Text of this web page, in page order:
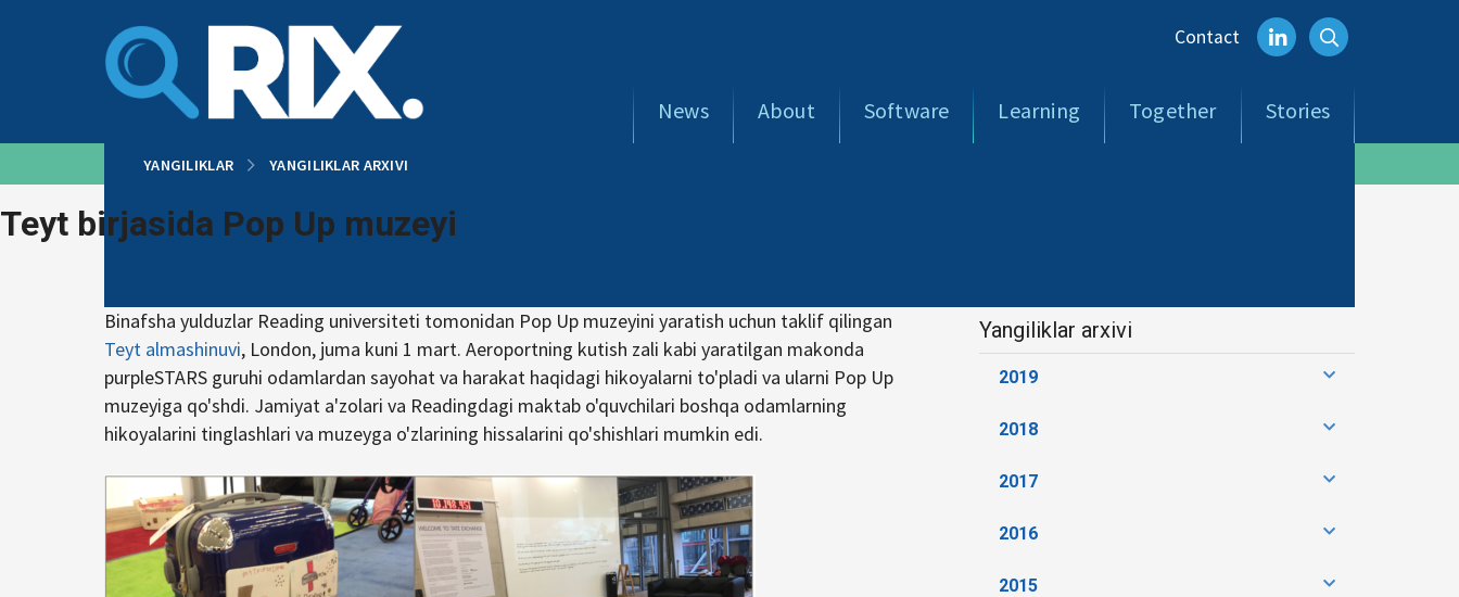
Contact
News About Software Learning Together Stories
YANGILIKLAR YANGILIKLAR ARXIVI
Teyt birjasida Pop Up muzeyi
Binafsha yulduzlar Reading universiteti tomonidan Pop Up muzeyini yaratish uchun taklif qilingan
Teyt almashinuvi, London, juma kuni 1 mart. Aeroportning kutish zali kabi yaratilgan makonda
purpleSTARS guruhi odamlardan sayohat va harakat haqidagi hikoyalarni to'pladi va ularni Pop Up
muzeyiga qo'shdi. Jamiyat a'zolari va Readingdagi maktab o'quvchilari boshqa odamlarning
hikoyalarini tinglashlari va muzeyga o'zlarining hissalarini qo'shishlari mumkin edi.
Yangiliklar arxivi
2019
2018
2017
2016
2015